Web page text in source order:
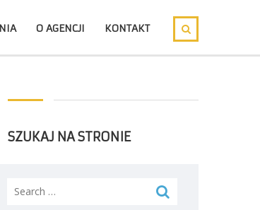
O AGENCJI KONTAKT
SZUKAJ NA STRONIE
Search